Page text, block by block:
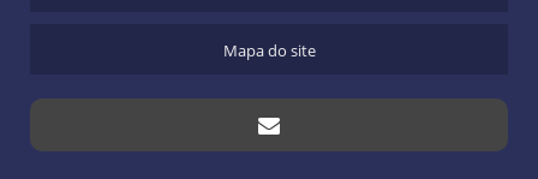
Mapa do site